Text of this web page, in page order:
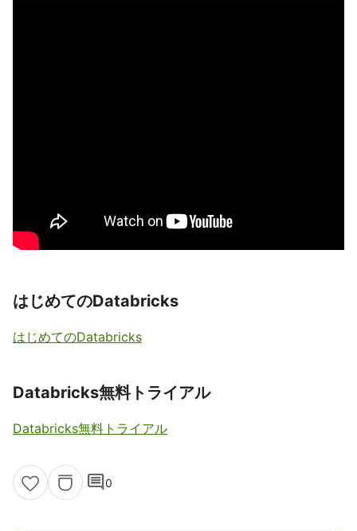
はじめてのDatabricks
はじめてのDatabricks
Databricks無料トライアル
Databricks無料トライアル
comment0